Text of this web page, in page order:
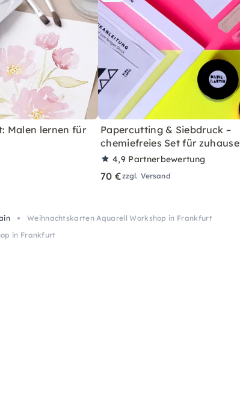
Malen lernen für
Papercutting & Siebdruck –
chemiefreies Set für zuhause
4,9 Partnerbewertung
70 €zzgl. Versand
Weihnachtskarten Aquarell Workshop in Frankfurt
in Frankfurt